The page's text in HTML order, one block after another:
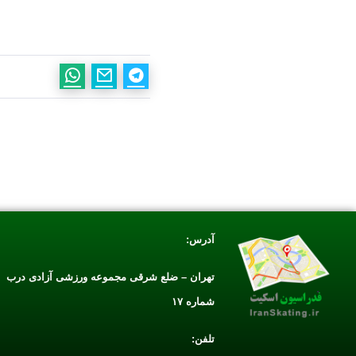
آدرس:
تهران – ضلع شرقی مجموعه ورزشی آزادی درب
شماره ۱۷
تلفن: